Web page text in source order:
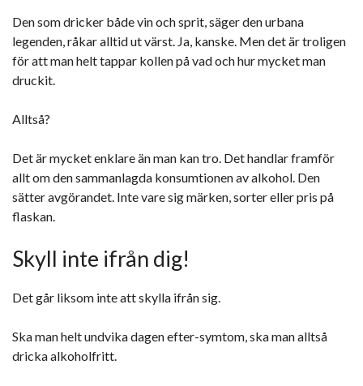
Den som dricker både vin och sprit, säger den urbana
legenden, råkar alltid ut värst. Ja, kanske. Men det är troligen
för att man helt tappar kollen på vad och hur mycket man
druckit.
Alltså?
Det är mycket enklare än man kan tro. Det handlar framför
allt om den sammanlagda konsumtionen av alkohol. Den
sätter avgörandet. Inte vare sig märken, sorter eller pris på
flaskan.
Skyll inte ifrån dig!
Det går liksom inte att skylla ifrån sig.
Ska man helt undvika dagen efter-symtom, ska man alltså
dricka alkoholfritt.